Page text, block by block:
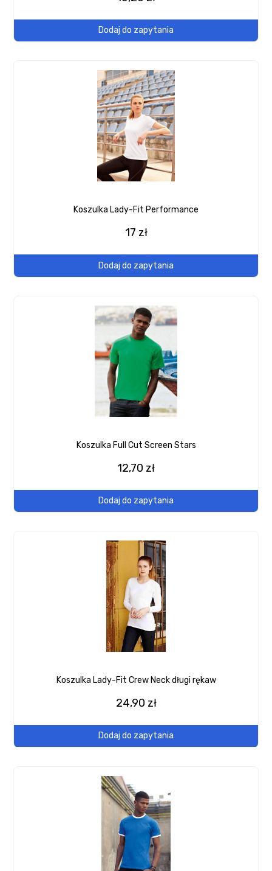
Dodaj do zapytania
Koszulka Lady-Fit Performance
17 zł
Dodaj do zapytania
Koszulka Full Cut Screen Stars
12,70 zł
Dodaj do zapytania
Koszulka Lady-Fit Crew Neck długi rękaw
24,90 zł
Dodaj do zapytania